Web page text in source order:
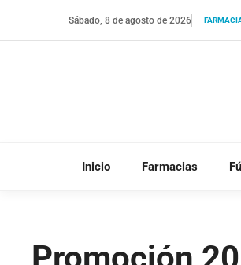
Sábado, 8 de agosto de 2026
Inicio Farmacias